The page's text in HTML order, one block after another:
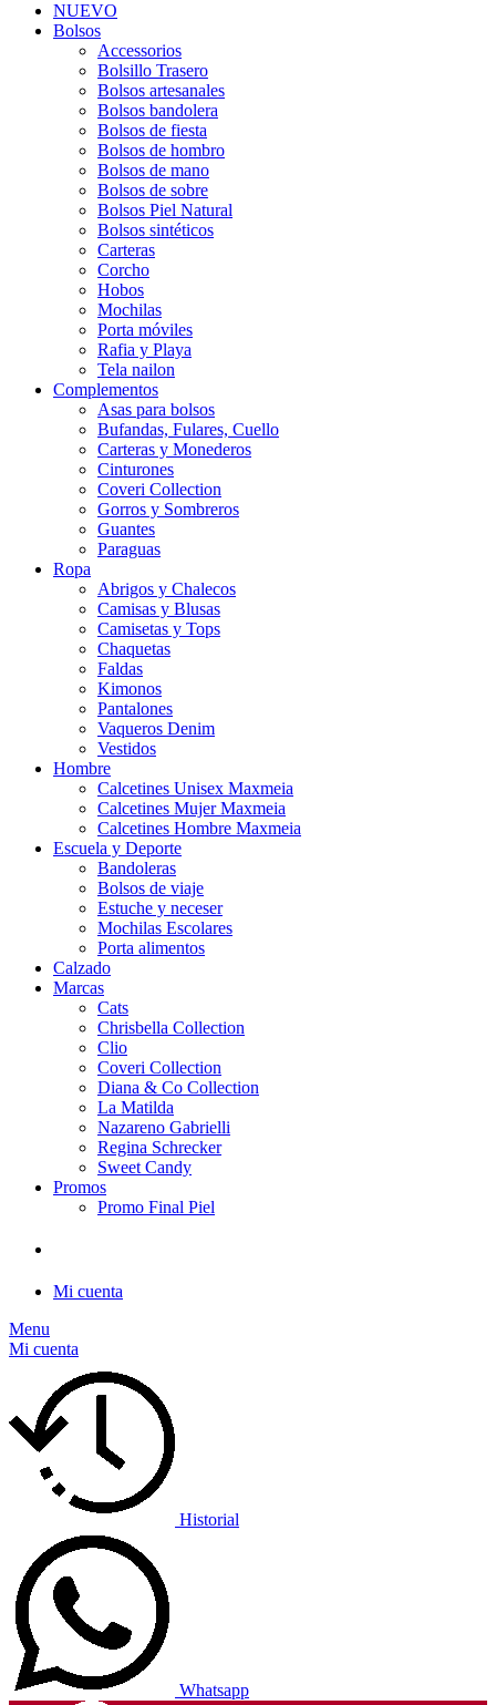
NUEVO
Bolsos
Accessorios
Bolsillo Trasero
Bolsos artesanales
Bolsos bandolera
Bolsos de fiesta
Bolsos de hombro
Bolsos de mano
Bolsos de sobre
Bolsos Piel Natural
Bolsos sintéticos
Carteras
Corcho
Hobos
Mochilas
Porta móviles
Rafia y Playa
Tela nailon
Complementos
Asas para bolsos
Bufandas, Fulares, Cuello
Carteras y Monederos
Cinturones
Coveri Collection
Gorros y Sombreros
Guantes
Paraguas
Ropa
Abrigos y Chalecos
Camisas y Blusas
Camisetas y Tops
Chaquetas
Faldas
Kimonos
Pantalones
Vaqueros Denim
Vestidos
Hombre
Calcetines Unisex Maxmeia
Calcetines Mujer Maxmeia
Calcetines Hombre Maxmeia
Escuela y Deporte
Bandoleras
Bolsos de viaje
Estuche y neceser
Mochilas Escolares
Porta alimentos
Calzado
Marcas
Cats
Chrisbella Collection
Clio
Coveri Collection
Diana & Co Collection
La Matilda
Nazareno Gabrielli
Regina Schrecker
Sweet Candy
Promos
Promo Final Piel
Mi cuenta
Menu
Mi cuenta
Historial
Whatsapp